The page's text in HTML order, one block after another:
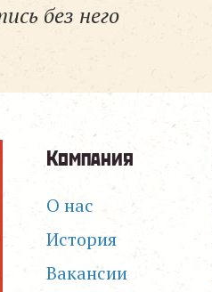
без него
Компания
О нас
История
Вакансии